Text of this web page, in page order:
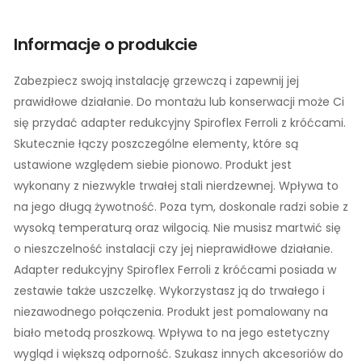
Informacje o produkcie
Zabezpiecz swoją instalację grzewczą i zapewnij jej
prawidłowe działanie. Do montażu lub konserwacji może Ci
się przydać adapter redukcyjny Spiroflex Ferroli z króćcami.
Skutecznie łączy poszczególne elementy, które są
ustawione względem siebie pionowo. Produkt jest
wykonany z niezwykle trwałej stali nierdzewnej. Wpływa to
na jego długą żywotność. Poza tym, doskonale radzi sobie z
wysoką temperaturą oraz wilgocią. Nie musisz martwić się
o nieszczelność instalacji czy jej nieprawidłowe działanie.
Adapter redukcyjny Spiroflex Ferroli z króćcami posiada w
zestawie także uszczelkę. Wykorzystasz ją do trwałego i
niezawodnego połączenia. Produkt jest pomalowany na
biało metodą proszkową. Wpływa to na jego estetyczny
wygląd i większą odporność. Szukasz innych akcesoriów do